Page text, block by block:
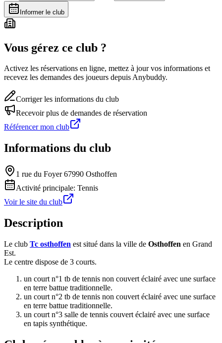
Informer le club
Vous gérez ce club ?
Activez les réservations en ligne, mettez à jour vos informations et
recevez les demandes des joueurs depuis Anybuddy.
Corriger les informations du club
Recevoir plus de demandes de réservation
Référencer mon club
Informations du club
1 rue du Foyer 67990 Osthoffen
Activité principale: Tennis
Voir le site du club
Description
Le club Tc osthoffen est situé dans la ville de Osthoffen en Grand
Est.
Le centre dispose de 3 courts.
un court n°1 tb de tennis non couvert éclairé avec une surface
en terre battue traditionnelle.
un court n°2 tb de tennis non couvert éclairé avec une surface
en terre battue traditionnelle.
un court n°3 salle de tennis couvert éclairé avec une surface
en tapis synthétique.